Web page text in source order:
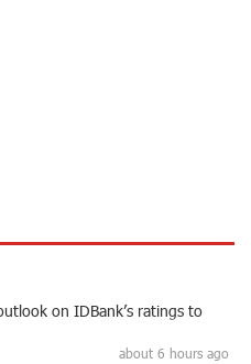
on IDBank’s ratings to
about 6 hours ago